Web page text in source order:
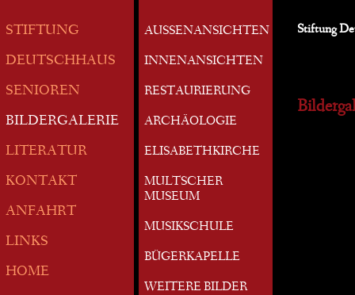
STIFTUNG
DEUTSCHHAUS
SENIOREN
BILDERGALERIE
LITERATUR
KONTAKT
ANFAHRT
LINKS
HOME
AUSSENANSICHTEN
INNENANSICHTEN
RESTAURIERUNG
ARCHÄOLOGIE
ELISABETHKIRCHE
MULTSCHER
MUSEUM
MUSIKSCHULE
BÜGERKAPELLE
WEITERE BILDER
Stiftung